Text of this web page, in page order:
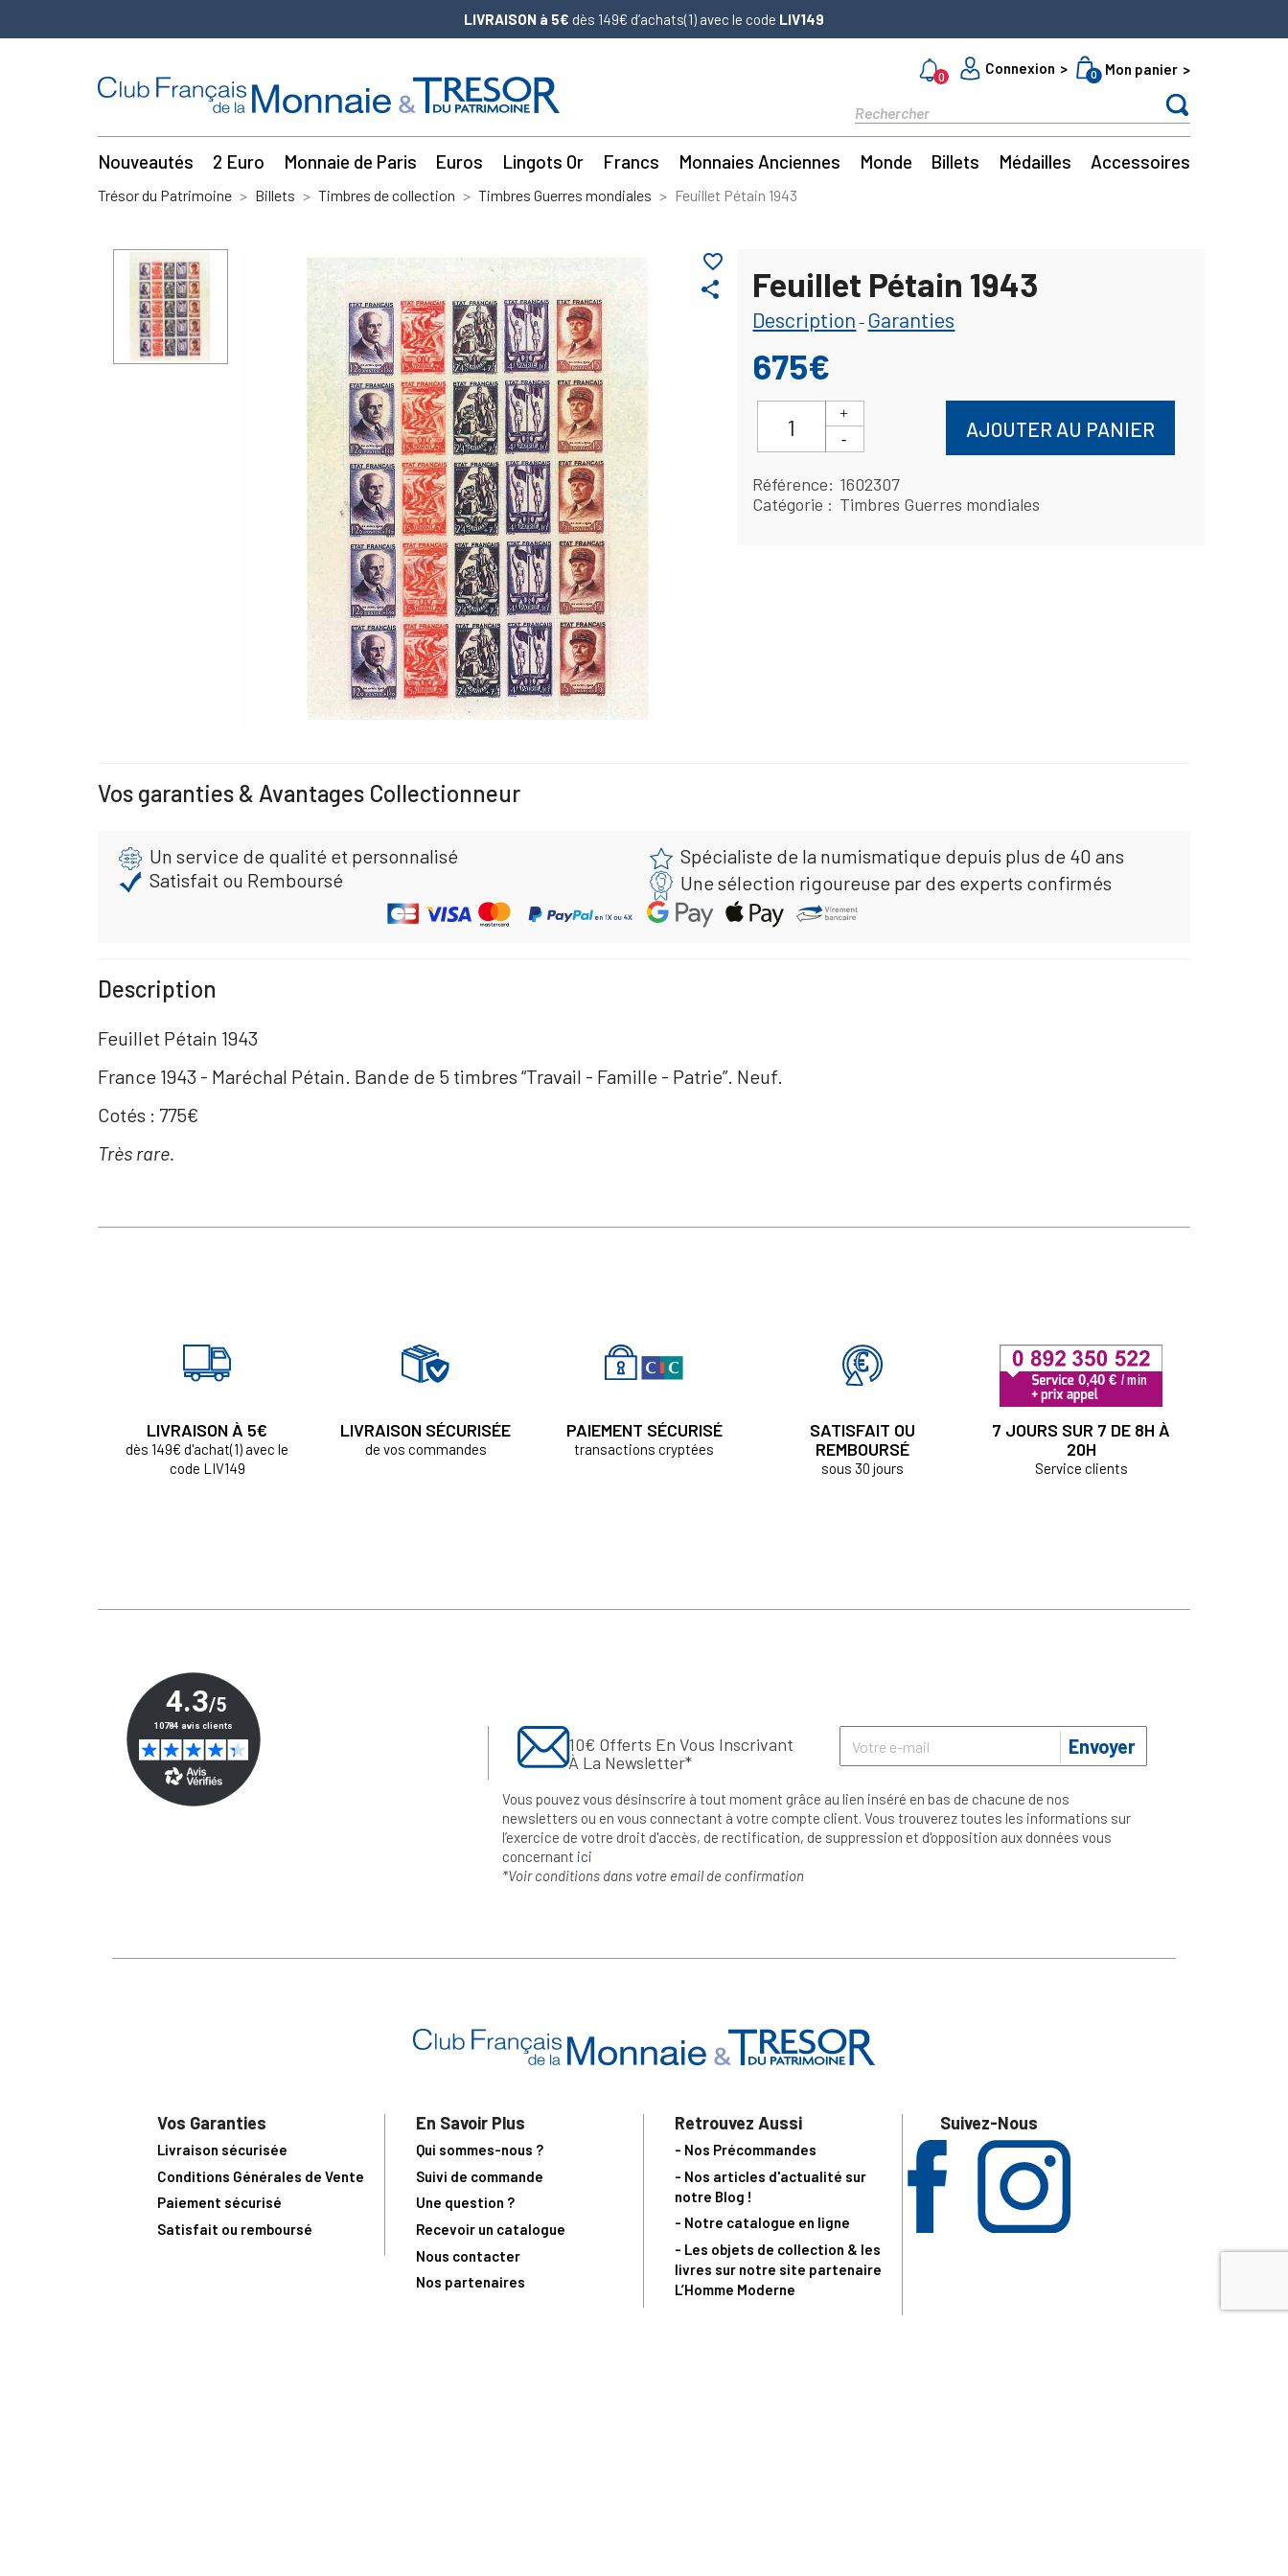
LIVRAISON à 5€ dès 149€ d’achats(1) avec le code LIV149
0
Connexion 0 Mon panier
Nouveautés 2 Euro Monnaie de Paris Euros Lingots Or Francs Monnaies Anciennes Monde Billets Médailles Accessoires
Trésor du Patrimoine Billets Timbres de collection Timbres Guerres mondiales Feuillet Pétain 1943
share
favorite_border
Feuillet Pétain 1943
Description - Garanties
675€
AJOUTER AU PANIER
Référence
1602307
Catégorie
Timbres Guerres mondiales
Vos garanties & Avantages Collectionneur
Un service de qualité et personnalisé
Spécialiste de la numismatique depuis plus de 40 ans
Satisfait ou Remboursé
Une sélection rigoureuse par des experts confirmés
Description
Feuillet Pétain 1943
France 1943 - Maréchal Pétain. Bande de 5 timbres “Travail - Famille - Patrie”. Neuf.
Cotés : 775€
Très rare.
LIVRAISON À 5€
dès 149€ d'achat(1) avec le
code LIV149
LIVRAISON SÉCURISÉE
de vos commandes
PAIEMENT SÉCURISÉ
transactions cryptées
SATISFAIT OU
REMBOURSÉ
sous 30 jours
7 JOURS SUR 7 DE 8H À
20H
Service clients
10€ Offerts En Vous Inscrivant
À La Newsletter*
Envoyer
Vous pouvez vous désinscrire à tout moment grâce au lien inséré en bas de chacune de nos
newsletters ou en vous connectant à votre compte client. Vous trouverez toutes les informations sur
l’exercice de votre droit d'accès, de rectification, de suppression et d'opposition aux données vous
concernant ici
*Voir conditions dans votre email de confirmation
Vos Garanties
Livraison sécurisée
Conditions Générales de Vente
Paiement sécurisé
Satisfait ou remboursé
En Savoir Plus
Qui sommes-nous ?
Suivi de commande
Une question ?
Recevoir un catalogue
Nous contacter
Nos partenaires
Retrouvez Aussi
- Nos Précommandes
- Nos articles d'actualité sur
notre Blog !
- Notre catalogue en ligne
- Les objets de collection & les
livres sur notre site partenaire
L’Homme Moderne
Suivez-Nous